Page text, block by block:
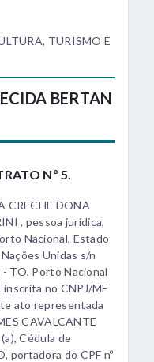
TURISMO E
BERTAN
Nº 5.
CRECHE DONA
, pessoa jurídica,
Nacional, Estado
Unidas s/n
TO, Porto Nacional
inscrita no CNPJ/MF
ato representada
CAVALCANTE
Cédula de
portadora do CPF nº